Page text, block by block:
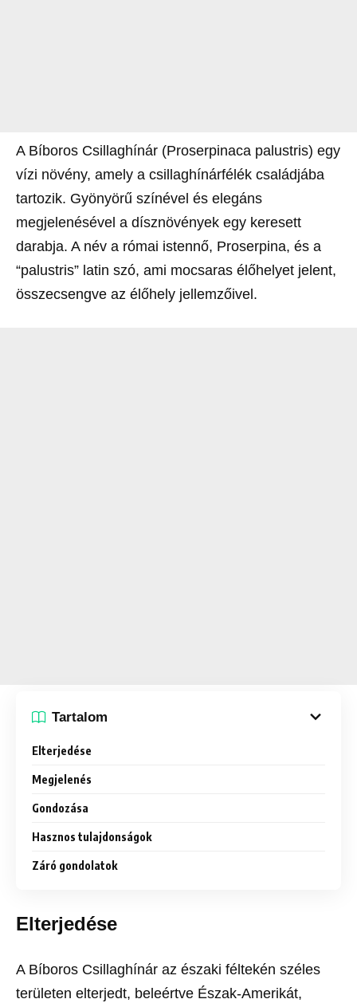
A Bíboros Csillaghínár (Proserpinaca palustris) egy
vízi növény, amely a csillaghínárfélék családjába
tartozik. Gyönyörű színével és elegáns
megjelenésével a dísznövények egy keresett
darabja. A név a római istennő, Proserpina, és a
“palustris” latin szó, ami mocsaras élőhelyet jelent,
összecsengve az élőhely jellemzőivel.
Tartalom
Elterjedése
Megjelenés
Gondozása
Hasznos tulajdonságok
Záró gondolatok
Elterjedése
A Bíboros Csillaghínár az északi féltekén széles
területen elterjedt, beleértve Észak-Amerikát,